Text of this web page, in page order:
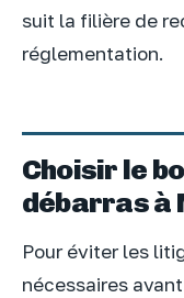
suit la filière de
réglementation.
Choisir le
débarras à
Pour éviter les
nécessaires